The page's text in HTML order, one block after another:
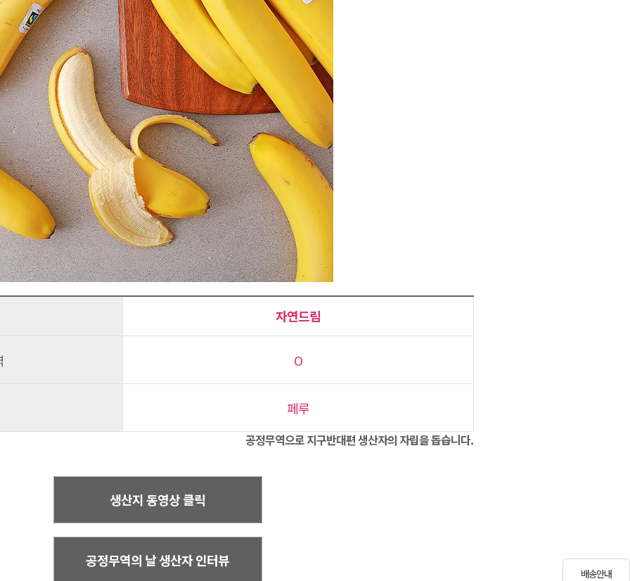
배송안내
자연드림
O
페루
공정무역으로 지구반대편 생산자의 자립을 돕습니다.
생산지 동영상 클릭
공정무역의 날 생산자 인터뷰